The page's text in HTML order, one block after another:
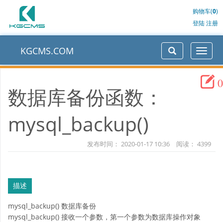
购物车(0)
登陆注册
KGCMS.COM
数据库备份函数：
mysql_backup()
0
发布时间： 2020-01-17 10:36 阅读： 4399
描述
mysql_backup() 数据库备份
mysql_backup() 接收一个参数，第一个参数为数据库操作对象